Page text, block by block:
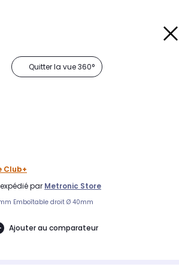
Quitter la vue 360°
Club+
par Metronic Store
Emboîtable droit Ø 40mm
Ajouter au comparateur